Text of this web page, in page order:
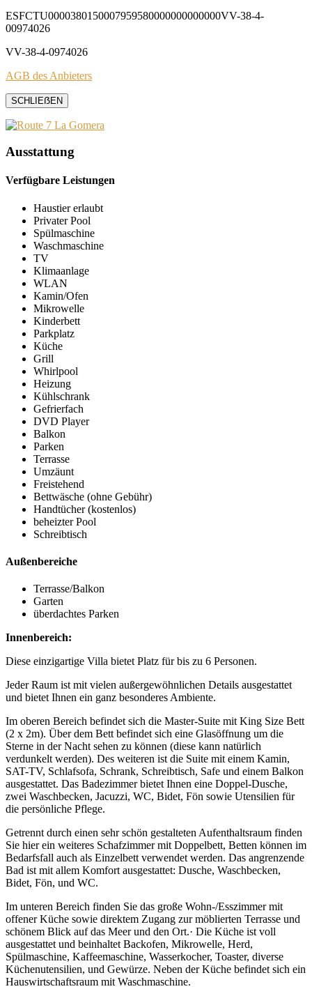
ESFCTU0000380150007959580000000000000VV-38-4-
00974026
VV-38-4-0974026
AGB des Anbieters
SCHLIEẞEN
Ausstattung
Verfügbare Leistungen
Haustier erlaubt
Privater Pool
Spülmaschine
Waschmaschine
TV
Klimaanlage
WLAN
Kamin/Ofen
Mikrowelle
Kinderbett
Parkplatz
Küche
Grill
Whirlpool
Heizung
Kühlschrank
Gefrierfach
DVD Player
Balkon
Parken
Terrasse
Umzäunt
Freistehend
Bettwäsche (ohne Gebühr)
Handtücher (kostenlos)
beheizter Pool
Schreibtisch
Außenbereiche
Terrasse/Balkon
Garten
überdachtes Parken
Innenbereich:
Diese einzigartige Villa bietet Platz für bis zu 6 Personen.
Jeder Raum ist mit vielen außergewöhnlichen Details ausgestattet
und bietet Ihnen ein ganz besonderes Ambiente.
Im oberen Bereich befindet sich die Master-Suite mit King Size Bett
(2 x 2m). Über dem Bett befindet sich eine Glasöffnung um die
Sterne in der Nacht sehen zu können (diese kann natürlich
verdunkelt werden). Des weiteren ist die Suite mit einem Kamin,
SAT-TV, Schlafsofa, Schrank, Schreibtisch, Safe und einem Balkon
ausgestattet. Das Badezimmer bietet Ihnen eine Doppel-Dusche,
zwei Waschbecken, Jacuzzi, WC, Bidet, Fön sowie Utensilien für
die persönliche Pflege.
Getrennt durch einen sehr schön gestalteten Aufenthaltsraum finden
Sie hier ein weiteres Schafzimmer mit Doppelbett, Betten können im
Bedarfsfall auch als Einzelbett verwendet werden. Das angrenzende
Bad ist mit allem Komfort ausgestattet: Dusche, Waschbecken,
Bidet, Fön, und WC.
Im unteren Bereich finden Sie das große Wohn-/Esszimmer mit
offener Küche sowie direktem Zugang zur möblierten Terrasse und
schönem Blick auf das Meer und den Ort.· Die Küche ist voll
ausgestattet und beinhaltet Backofen, Mikrowelle, Herd,
Spülmaschine, Kaffeemaschine, Wasserkocher, Toaster, diverse
Küchenutensilien, und Gewürze. Neben der Küche befindet sich ein
Hauswirtschaftsraum mit Waschmaschine.